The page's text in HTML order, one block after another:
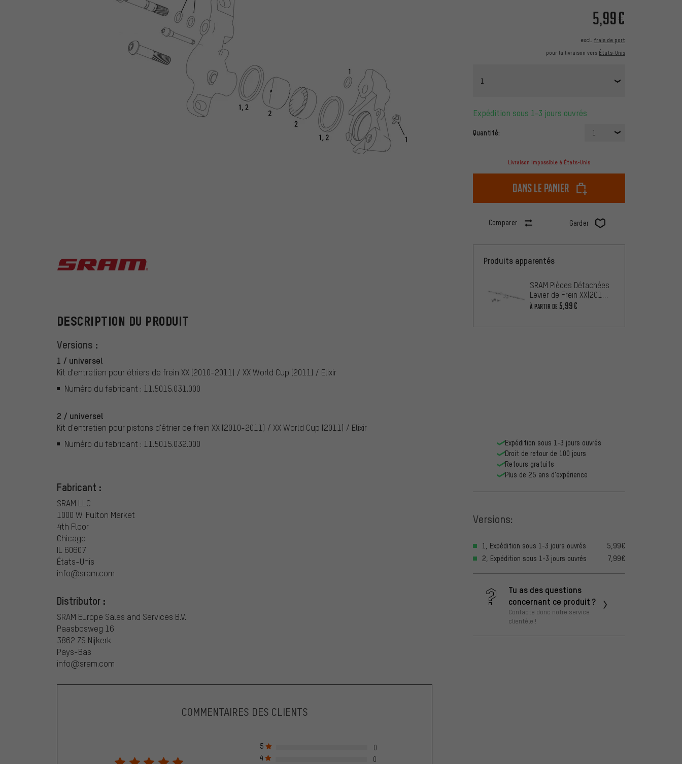
5,99€
excl. frais de port
pour la livraison vers États-Unis
1
Expédition sous 1-3 jours ouvrés
Quantité: 1
Livraison impossible à États-Unis
dans le panier
Comparer Garder
SRAM
DESCRIPTION DU PRODUIT
Versions :
1 / universel
Kit d'entretien pour étriers de frein XX (2010-2011) / XX World Cup (2011) / Elixir
Numéro du fabricant : 11.5015.031.000
2 / universel
Kit d'entretien pour pistons d'étrier de frein XX (2010-2011) / XX World Cup (2011) / Elixir
Numéro du fabricant : 11.5015.032.000
Fabricant :
SRAM LLC
1000 W. Fulton Market
4th Floor
Chicago
IL 60607
États-Unis
info@sram.com
Distributor :
SRAM Europe Sales and Services B.V.
Paasbosweg 16
3862 ZS Nijkerk
Pays-Bas
info@sram.com
Produits apparentés
SRAM Pièces Détachées
Levier de Frein XX(2013-
2016)/XX
À PARTIR DE 5,99€
Expédition sous 1-3 jours ouvrés
Droit de retour de 100 jours
Retours gratuits
Plus de 25 ans d'expérience
Versions:
1, Expédition sous 1-3 jours ouvrés
5,99€
2, Expédition sous 1-3 jours ouvrés
7,99€
Tu as des questions
concernant ce produit ?
Contacte donc notre service
clientèle !
COMMENTAIRES DES CLIENTS
5
0
4
0